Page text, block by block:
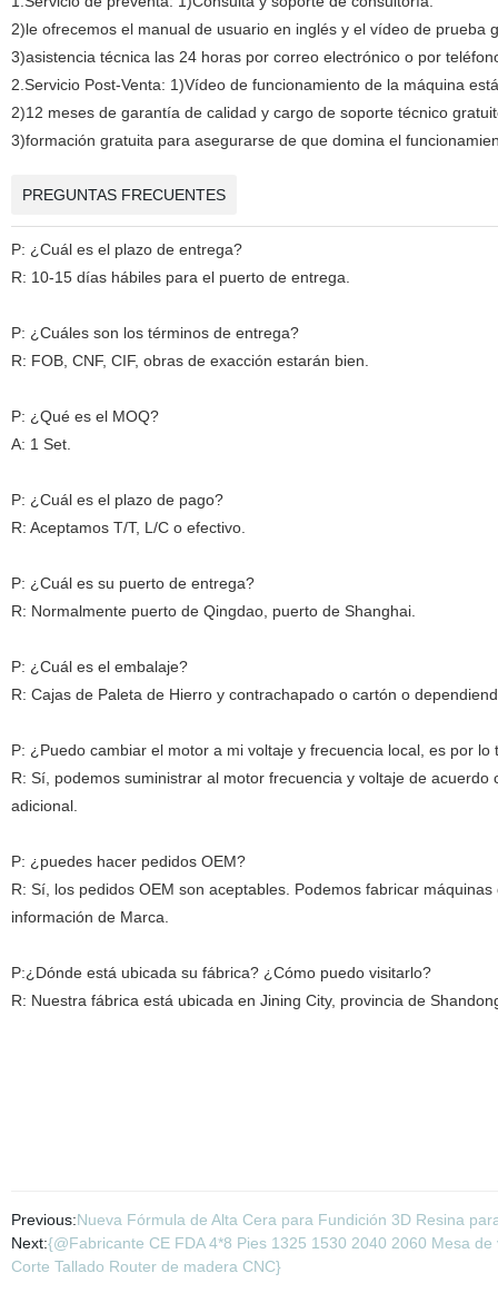
2)le ofrecemos el manual de usuario en inglés y el vídeo de prueba
3)asistencia técnica las 24 horas por correo electrónico o por
2.Servicio Post-Venta: 1)Vídeo de funcionamiento de la máquina
2)12 meses de garantía de calidad y cargo de soporte técnico
3)formación gratuita para asegurarse de que domina el
PREGUNTAS FRECUENTES
P: ¿Cuál es el plazo de entrega?
R: 10-15 días hábiles para el puerto de entrega.
P: ¿Cuáles son los términos de entrega?
R: FOB, CNF, CIF, obras de exacción estarán bien.
P: ¿Qué es el MOQ?
A: 1 Set.
P: ¿Cuál es el plazo de pago?
R: Aceptamos T/T, L/C o efectivo.
P: ¿Cuál es su puerto de entrega?
R: Normalmente puerto de Qingdao, puerto de Shanghai.
P: ¿Cuál es el embalaje?
R: Cajas de Paleta de Hierro y contrachapado o cartón o
P: ¿Puedo cambiar el motor a mi voltaje y frecuencia local, es por
R: Sí, podemos suministrar al motor frecuencia y voltaje de
adicional.
P: ¿puedes hacer pedidos OEM?
R: Sí, los pedidos OEM son aceptables. Podemos fabricar
información de Marca.
P:¿Dónde está ubicada su fábrica? ¿Cómo puedo visitarlo?
R: Nuestra fábrica está ubicada en Jining City, provincia de
Previous:Nueva Fórmula de Alta Cera para Fundición 3D Resina
Next:{@Fabricante CE FDA 4*8 Pies 1325 1530 2040 2060 Mesa
Corte Tallado Router de madera CNC}